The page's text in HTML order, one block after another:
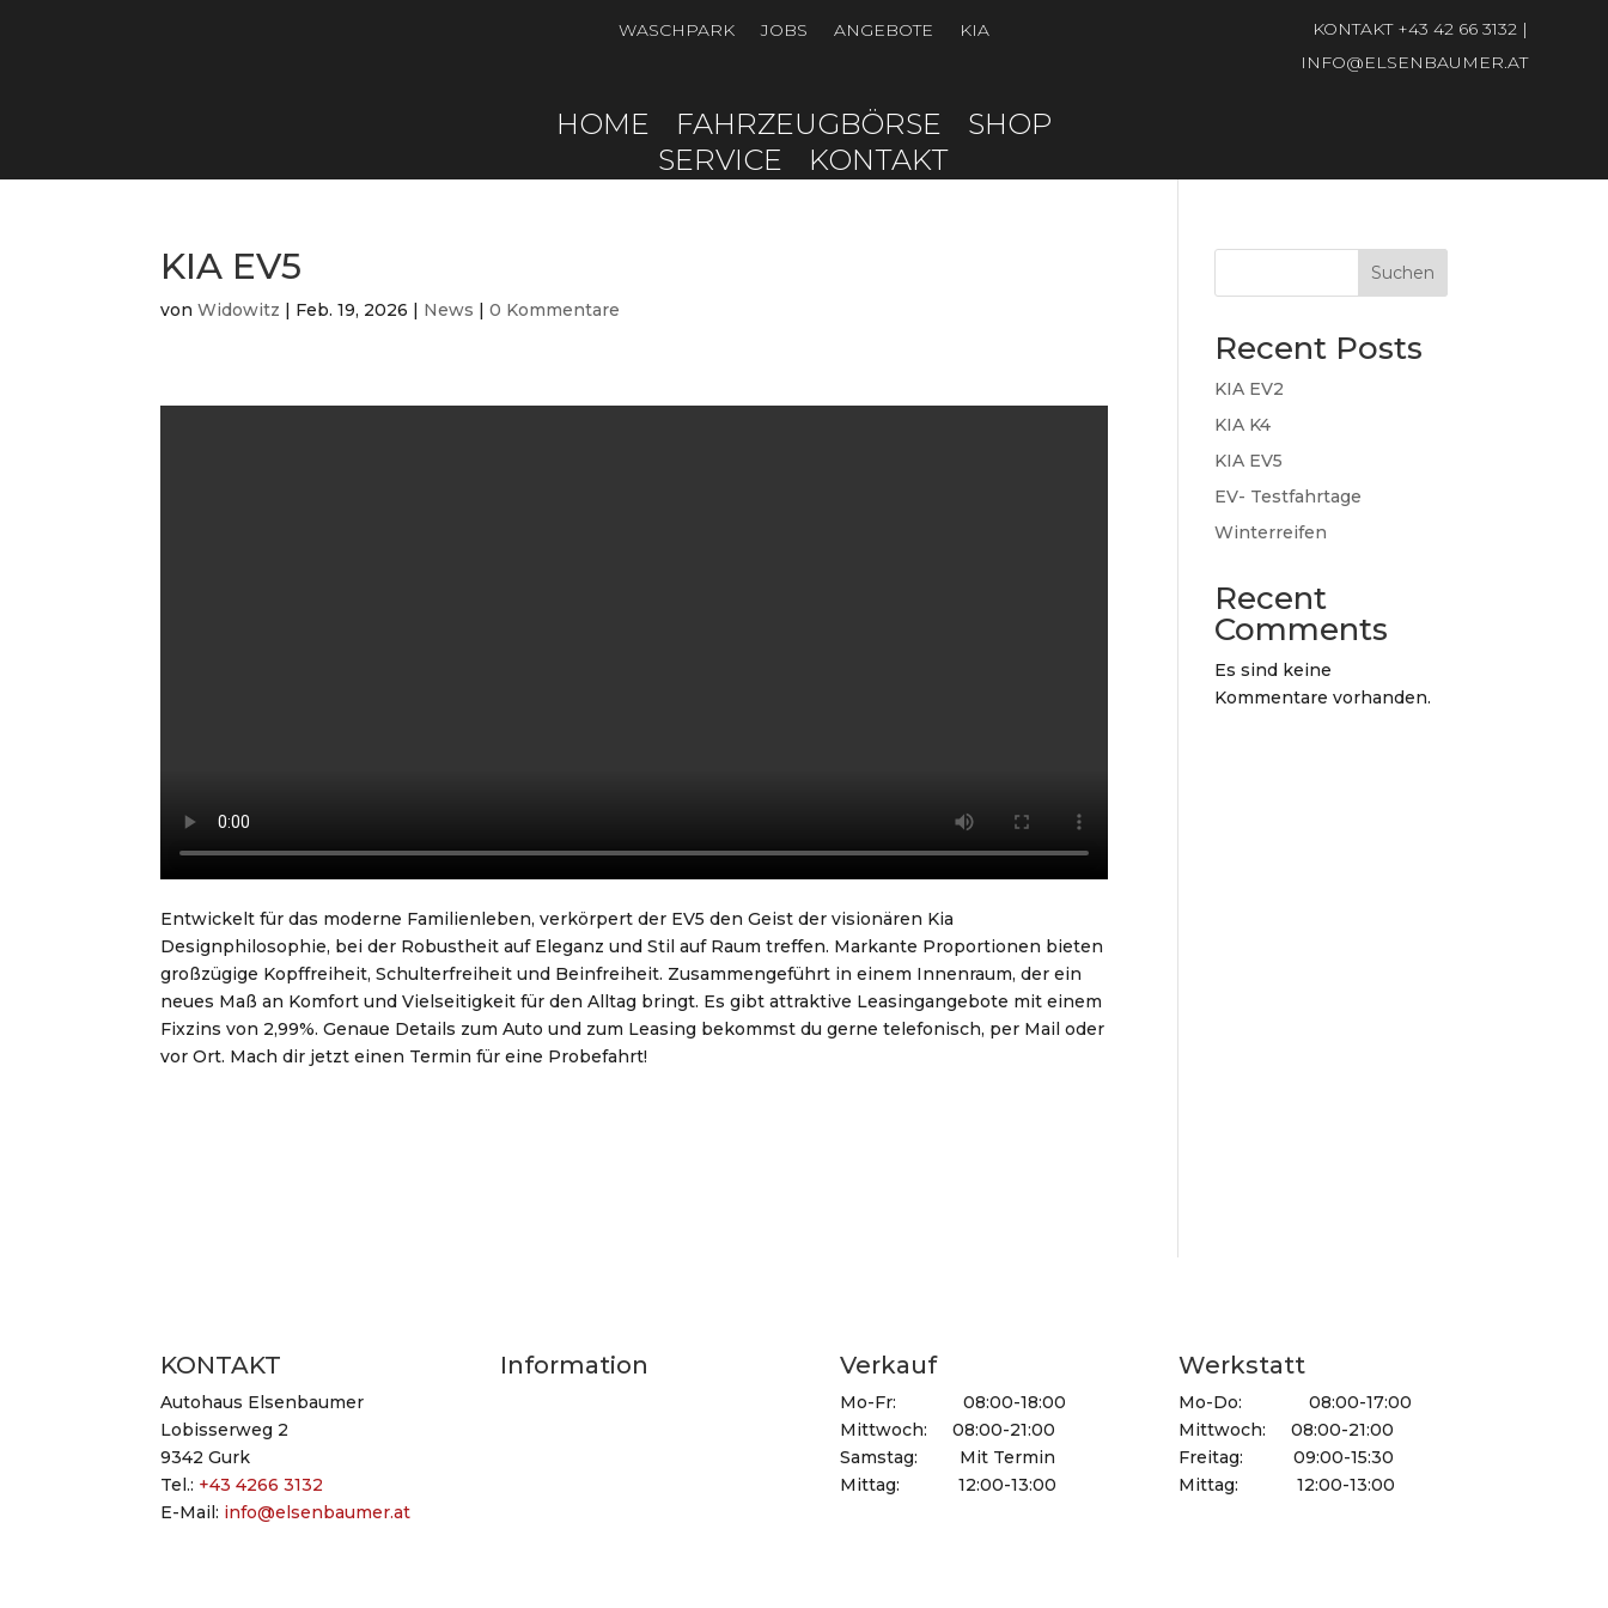
WASCHPARK JOBS ANGEBOTE KIA KONTAKT +43 42 66 3132|
INFO@ELSENBAUMER.AT
HOME FAHRZEUGBÖRSE
SHOP
SERVICE
KONTAKT
KIA EV5
vonWidowitz | Feb. 19, 2026 | News |0 Kommentare
Entwickelt für das moderne Familienleben, verkörpert der EV5 den Geist der visionären Kia
Designphilosophie, bei der Robustheit auf Eleganz und Stil auf Raum treffen. Markante Proportionen bieten
großzügige Kopffreiheit, Schulterfreiheit und Beinfreiheit. Zusammengeführt in einem Innenraum, der ein
neues Maß an Komfort und Vielseitigkeit für den Alltag bringt. Es gibt attraktive Leasingangebote mit einem
Fixzins von 2,99%. Genaue Details zum Auto und zum Leasing bekommst du gerne telefonisch, per Mail oder
vor Ort. Mach dir jetzt einen Termin für eine Probefahrt!
Suchen
Recent Posts
KIA EV2
KIA K4
KIA EV5
EV- Testfahrtage
Winterreifen
Recent
Comments
Es sind keine
Kommentare vorhanden.
KONTAKT
Autohaus Elsenbaumer
Lobisserweg 2
9342 Gurk
Tel.: +43 4266 3132
E-Mail: info@elsenbaumer.at
Information Verkauf
Mo-Fr: 08:00-18:00
Mittwoch: 08:00-21:00
Samstag: Mit Termin
Mittag: 12:00-13:00
Werkstatt
Mo-Do: 08:00-17:00
Mittwoch: 08:00-21:00
Freitag: 09:00-15:30
Mittag: 12:00-13:00